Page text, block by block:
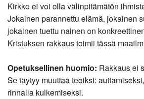
Kirkko ei voi olla välinpitämätön
Jokainen parannettu elämä, jokainen
jokainen tuettu nainen on
Kristuksen rakkaus toimii tässä
Opetuksellinen huomio: Rakkaus ei
Se täytyy muuttaa teoiksi:
rinnalla kulkemiseksi.